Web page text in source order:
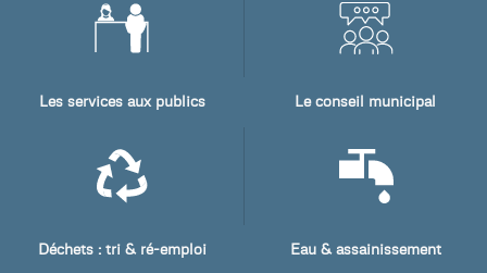
Les services aux publics Le conseil municipal
Déchets : tri & ré-emploi Eau & assainissement